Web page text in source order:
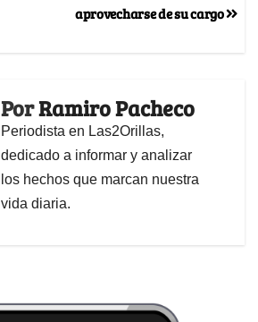
aprovecharse de su cargo
PorRamiro Pacheco
Periodista en Las2Orillas,
dedicado a informar y analizar
los hechos que marcan nuestra
vida diaria.